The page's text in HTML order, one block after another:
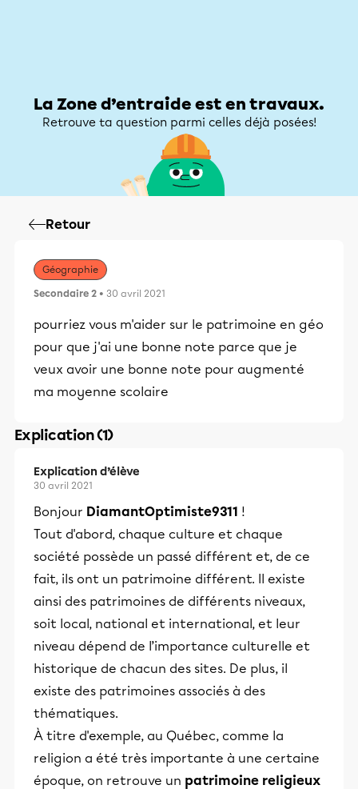
La Zone d’entraide est en travaux.
Retrouve ta question parmi celles déjà posées!
Retour
Géographie
Secondaire 2 • 30 avril 2021
pourriez vous m'aider sur le patrimoine en géo
pour que j'ai une bonne note parce que je
veux avoir une bonne note pour augmenté
ma moyenne scolaire
Explication (1)
Explication d’élève
30 avril 2021
Bonjour DiamantOptimiste9311 !
Tout d'abord, chaque culture et chaque
société possède un passé différent et, de ce
fait, ils ont un patrimoine différent. Il existe
ainsi des patrimoines de différents niveaux,
soit local, national et international, et leur
niveau dépend de l’importance culturelle et
historique de chacun des sites. De plus, il
existe des patrimoines associés à des
thématiques.
À titre d'exemple, au Québec, comme la
religion a été très importante à une certaine
époque, on retrouve un patrimoine religieux